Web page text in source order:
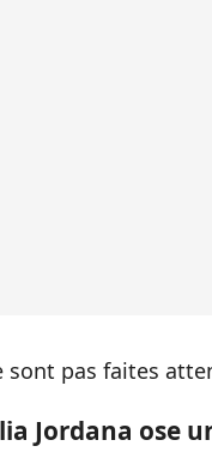
sont pas faites
Jordana ose